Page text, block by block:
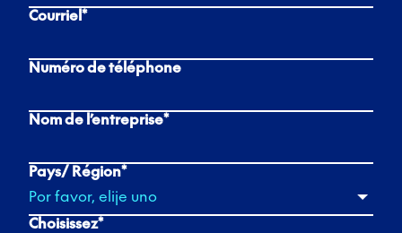
Courriel *
Numéro de téléphone
Nom de l’entreprise*
Pays/ Région*
Choisissez*